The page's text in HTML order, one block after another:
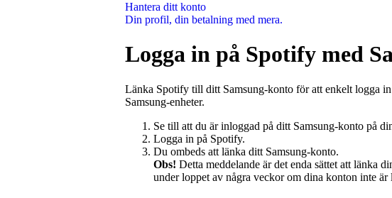
Hantera ditt konto
Din profil, din betalning med mera.
Logga in på Spotify med
Länka Spotify till ditt Samsung-konto för att enkelt logga
Samsung-enheter.
Se till att du är inloggad på ditt Samsung-konto på
Logga in på Spotify.
Du ombeds att länka ditt Samsung-konto.
Obs! Detta meddelande är det enda sättet att länka
under loppet av några veckor om dina konton inte är